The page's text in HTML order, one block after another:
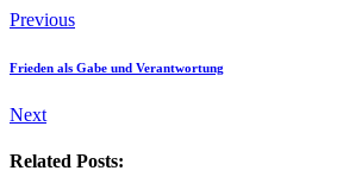
Previous
Frieden als Gabe und Verantwortung
Next
Related Posts: